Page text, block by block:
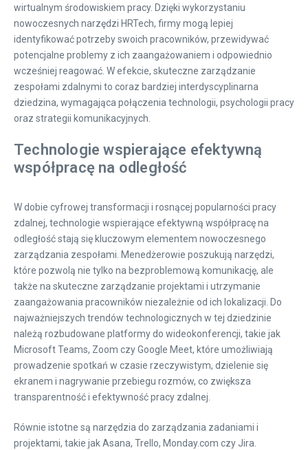
wirtualnym środowiskiem pracy. Dzięki wykorzystaniu
nowoczesnych narzędzi HRTech, firmy mogą lepiej
identyfikować potrzeby swoich pracowników, przewidywać
potencjalne problemy z ich zaangażowaniem i odpowiednio
wcześniej reagować. W efekcie, skuteczne zarządzanie
zespołami zdalnymi to coraz bardziej interdyscyplinarna
dziedzina, wymagająca połączenia technologii, psychologii pracy
oraz strategii komunikacyjnych.
Technologie wspierające efektywną
współpracę na odległość
W dobie cyfrowej transformacji i rosnącej popularności pracy
zdalnej, technologie wspierające efektywną współpracę na
odległość stają się kluczowym elementem nowoczesnego
zarządzania zespołami. Menedżerowie poszukują narzędzi,
które pozwolą nie tylko na bezproblemową komunikację, ale
także na skuteczne zarządzanie projektami i utrzymanie
zaangażowania pracowników niezależnie od ich lokalizacji. Do
najważniejszych trendów technologicznych w tej dziedzinie
należą rozbudowane platformy do wideokonferencji, takie jak
Microsoft Teams, Zoom czy Google Meet, które umożliwiają
prowadzenie spotkań w czasie rzeczywistym, dzielenie się
ekranem i nagrywanie przebiegu rozmów, co zwiększa
transparentność i efektywność pracy zdalnej.
Równie istotne są narzędzia do zarządzania zadaniami i
projektami, takie jak Asana, Trello, Monday.com czy Jira.